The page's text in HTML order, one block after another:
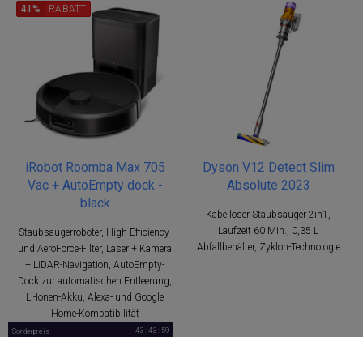
iRobot Roomba Max 705
Vac + AutoEmpty dock -
black
Staubsaugerroboter, High Efficiency-
und AeroForce-Filter, Laser + Kamera
+ LiDAR-Navigation, AutoEmpty-
Dock zur automatischen Entleerung,
Li-Ionen-Akku, Alexa- und Google
Home-Kompatibilität
41% RABATT
Sonderpreis 43 : 43 : 58
Dyson V12 Detect Slim
Absolute 2023
Kabelloser Staubsauger 2in1,
Laufzeit 60 Min., 0,35 L
Abfallbehälter, Zyklon-Technologie